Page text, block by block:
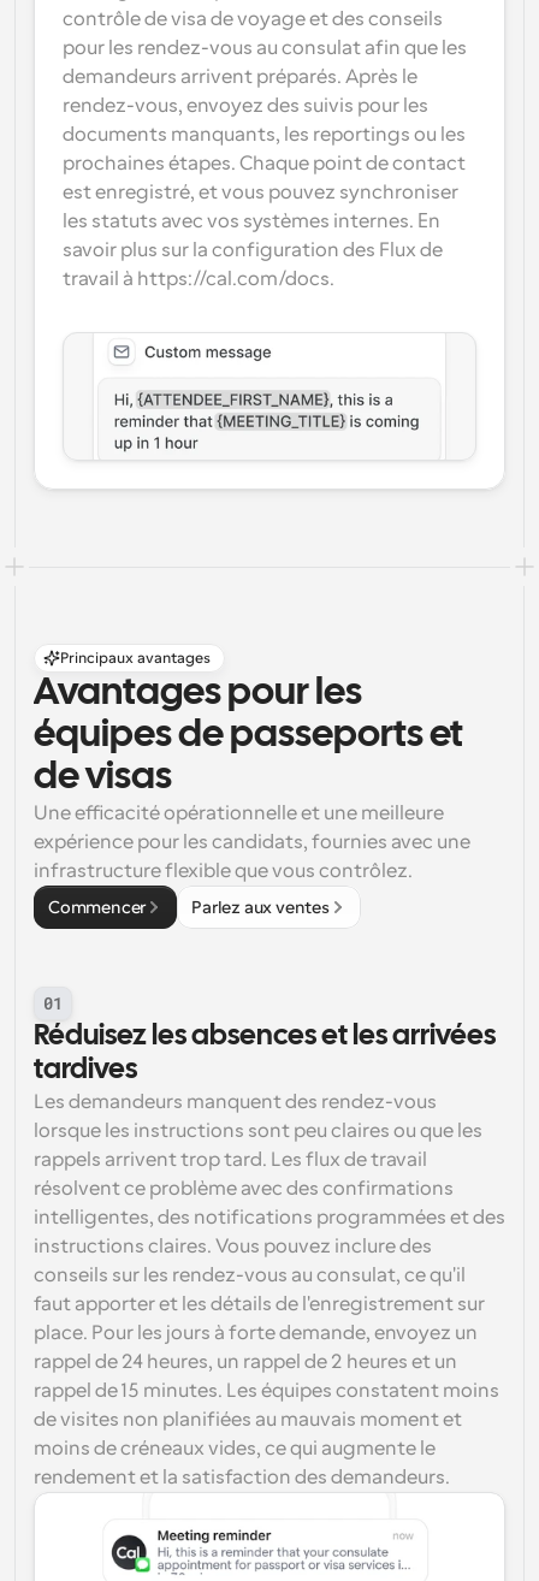
contrôle de visa de voyage et des conseils
pour les rendez-vous au consulat afin que les
demandeurs arrivent préparés. Après le
rendez-vous, envoyez des suivis pour les
documents manquants, les reportings ou les
prochaines étapes. Chaque point de contact
est enregistré, et vous pouvez synchroniser
les statuts avec vos systèmes internes. En
savoir plus sur la configuration des Flux de
travail à https://cal.com/docs.
Principaux avantages
Avantages pour les
équipes de passeports et
de visas
Une efficacité opérationnelle et une meilleure
expérience pour les candidats, fournies avec une
infrastructure flexible que vous contrôlez.
Commencer Parlez aux ventes
01
Réduisez les absences et les arrivées
tardives
Les demandeurs manquent des rendez-vous
lorsque les instructions sont peu claires ou que les
rappels arrivent trop tard. Les flux de travail
résolvent ce problème avec des confirmations
intelligentes, des notifications programmées et des
instructions claires. Vous pouvez inclure des
conseils sur les rendez-vous au consulat, ce qu'il
faut apporter et les détails de l'enregistrement sur
place. Pour les jours à forte demande, envoyez un
rappel de 24 heures, un rappel de 2 heures et un
rappel de 15 minutes. Les équipes constatent moins
de visites non planifiées au mauvais moment et
moins de créneaux vides, ce qui augmente le
rendement et la satisfaction des demandeurs.